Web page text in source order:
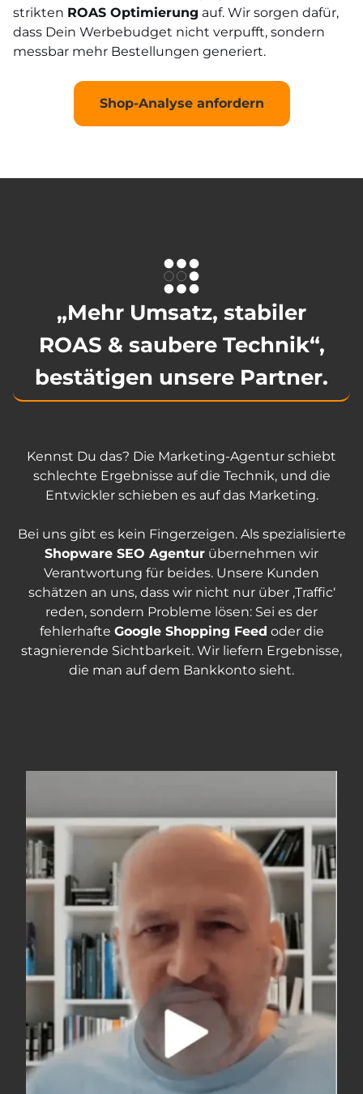
strikten ROAS Optimierung auf. Wir sorgen dafür,
dass Dein Werbebudget nicht verpufft, sondern
messbar mehr Bestellungen generiert.
Shop-Analyse anfordern
„Mehr Umsatz, stabiler
ROAS & saubere Technik“,
bestätigen unsere Partner.
Kennst Du das? Die Marketing-Agentur schiebt
schlechte Ergebnisse auf die Technik, und die
Entwickler schieben es auf das Marketing.
Bei uns gibt es kein Fingerzeigen. Als spezialisierte
Shopware SEO Agentur übernehmen wir
Verantwortung für beides. Unsere Kunden
schätzen an uns, dass wir nicht nur über ‚Traffic‘
reden, sondern Probleme lösen: Sei es der
fehlerhafte Google Shopping Feed oder die
stagnierende Sichtbarkeit. Wir liefern Ergebnisse,
die man auf dem Bankkonto sieht.